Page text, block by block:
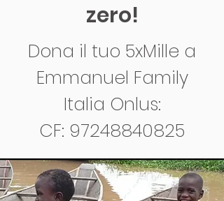
zero!
Dona il tuo 5xMille a
Emmanuel Family
Italia Onlus:
CF: 97248840825